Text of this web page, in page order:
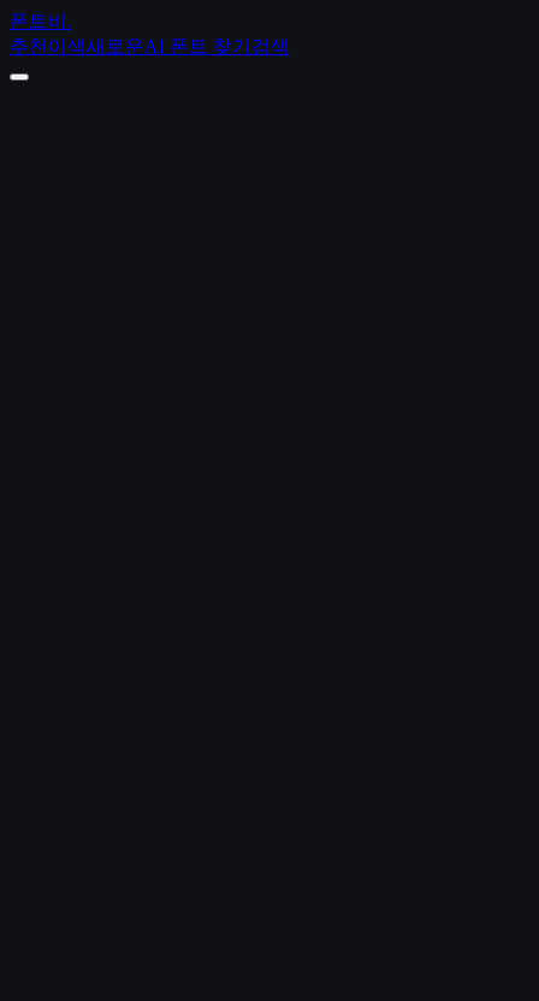
폰트비 .
추천 이색새로운AI 폰트 찾기 검색